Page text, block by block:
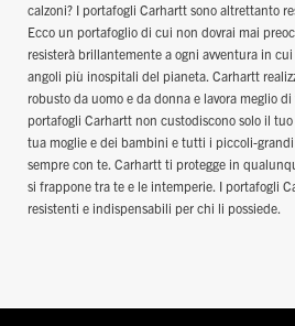
calzoni? I portafogli Carhartt sono altrettanto
Ecco un portafoglio di cui non dovrai mai
resisterà brillantemente a ogni avventura in
angoli più inospitali del pianeta. Carhartt
robusto da uomo e da donna e lavora meglio
portafogli Carhartt non custodiscono solo il
tua moglie e dei bambini e tutti i piccoli-
sempre con te. Carhartt ti protegge in
si frappone tra te e le intemperie. I portafogli
resistenti e indispensabili per chi li possiede.